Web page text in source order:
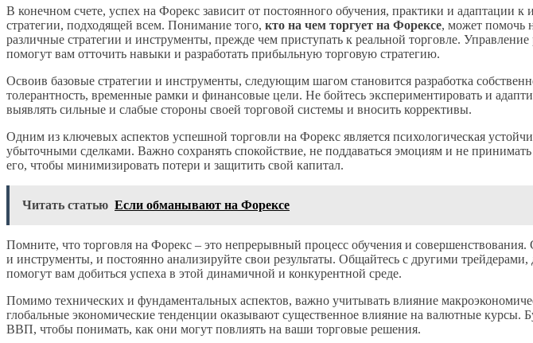
В конечном счете, успех на Форекс зависит от постоянного обучения, практики и
стратегии, подходящей всем. Понимание того, кто на чем торгует на Форексе, может помочь
различные стратегии и инструменты, прежде чем приступать к реальной торговле.
помогут вам отточить навыки и разработать прибыльную торговую стратегию.
Освоив базовые стратегии и инструменты, следующим шагом становится разработка
толерантность, временные рамки и финансовые цели. Не бойтесь экспериментировать и
выявлять сильные и слабые стороны своей торговой системы и вносить коррективы.
Одним из ключевых аспектов успешной торговли на Форекс является психологическая
убыточными сделками. Важно сохранять спокойствие, не поддаваться эмоциям и не
его, чтобы минимизировать потери и защитить свой капитал.
Читать статью Если обманывают на Форексе
Помните, что торговля на Форекс – это непрерывный процесс обучения и
и инструменты, и постоянно анализируйте свои результаты. Общайтесь с другими
помогут вам добиться успеха в этой динамичной и конкурентной среде.
Помимо технических и фундаментальных аспектов, важно учитывать влияние
глобальные экономические тенденции оказывают существенное влияние на валютные курсы.
ВВП, чтобы понимать, как они могут повлиять на ваши торговые решения.